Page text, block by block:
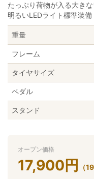
たっぷり荷物が入る大き
明るいLEDライト標準装備
重量
フレーム
タイヤサイズ
ペダル
スタンド
オープン価格
17,900 円 （